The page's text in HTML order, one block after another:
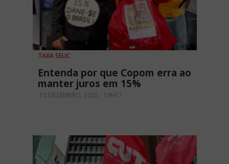
TAXA SELIC
Entenda por que Copom erra ao
manter juros em 15%
10 DEZEMBRO, 2025 - 19H17